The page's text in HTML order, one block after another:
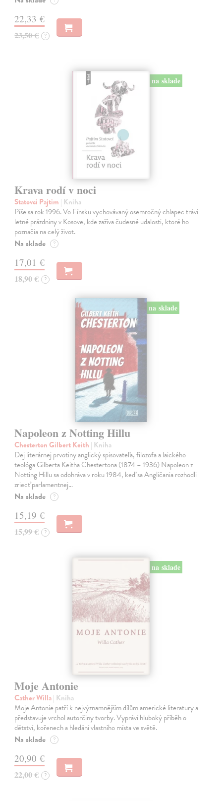
22,33 €
23,50 € ?
na sklade
Krava rodí v noci
Statovci Pajtim | Kniha
Píše sa rok 1996. Vo Fínsku vychovávaný osemročný chlapec trávi
letné prázdniny v Kosove, kde zažíva čudesné udalosti, ktoré ho
poznačia na celý život.
Na sklade ?
17,01 €
18,90 € ?
na sklade
Napoleon z Notting Hillu
Chesterton Gilbert Keith | Kniha
Dej literárnej prvotiny anglický spisovateľa, filozofa a laického
teológa Gilberta Keitha Chestertona (1874 – 1936) Napoleon z
Notting Hillu sa odohráva v roku 1984, keď sa Angličania rozhodli
zriecť parlamentnej…
Na sklade ?
15,19 €
15,99 € ?
na sklade
Moje Antonie
Cather Willa| Kniha
Moje Antonie patří k nejvýznamnějším dílům americké literatury a
představuje vrchol autorčiny tvorby. Vypráví hluboký příběh o
dětství, kořenech a hledání vlastního místa ve světě.
Na sklade ?
20,90 €
22,00 € ?